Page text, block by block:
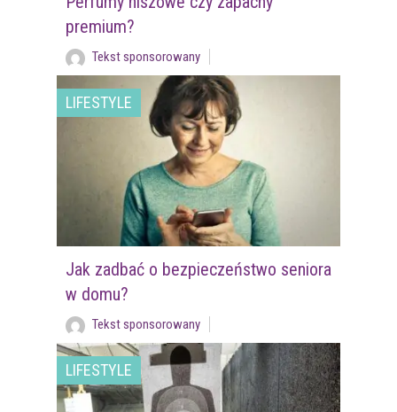
premium?
Tekst sponsorowany
LIFESTYLE
Jak zadbać o bezpieczeństwo seniora
w domu?
Tekst sponsorowany
LIFESTYLE